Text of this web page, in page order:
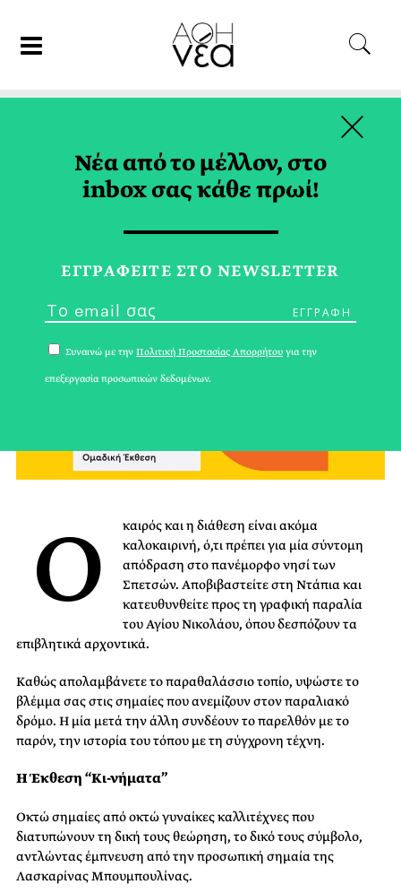
ΕΙΚΑΣΤΙΚΑ
Κι-νήματα στις Σπέτσες
Ο
καιρός και η διάθεση είναι ακόμα
καλοκαιρινή, ό,τι πρέπει για μία σύντομη
απόδραση στο πανέμορφο νησί των
Σπετσών. Αποβιβαστείτε στη Ντάπια και
κατευθυνθείτε προς τη γραφική παραλία
του Αγίου Νικολάου, όπου δεσπόζουν τα
επιβλητικά αρχοντικά.
Καθώς απολαμβάνετε το παραθαλάσσιο τοπίο, υψώστε το
βλέμμα σας στις σημαίες που ανεμίζουν στον παραλιακό
δρόμο. Η μία μετά την άλλη συνδέουν το παρελθόν με το
παρόν, την ιστορία του τόπου με τη σύγχρονη τέχνη.
Η Έκθεση “Κι-νήματα”
Οκτώ σημαίες από οκτώ γυναίκες καλλιτέχνες που
διατυπώνουν τη δική τους θεώρηση, το δικό τους σύμβολο,
αντλώντας έμπνευση από την προσωπική σημαία της
Λασκαρίνας Μπουμπουλίνας.
Νέα από το μέλλον, στο
inbox σας κάθε πρωί!
ΕΓΓPΑΦΕΙΤΕ ΣΤΟ NEWSLETTER
Συναινώ με την Πολιτική Προστασίας Απορρήτου για την
επεξεργασία προσωπικών δεδομένων.
×